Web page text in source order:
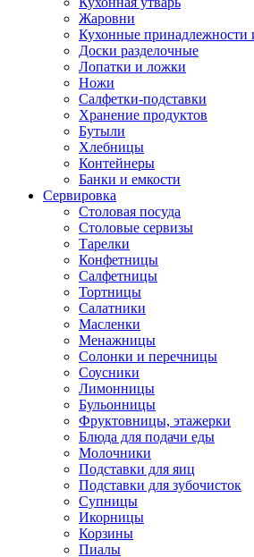
Жаровни
Кухонные принадлежности
Доски разделочные
Лопатки и ложки
Ножи
Салфетки-подставки
Хранение продуктов
Бутыли
Хлебницы
Контейнеры
Банки и емкости
Сервировка
Столовая посуда
Столовые сервизы
Тарелки
Конфетницы
Салфетницы
Тортницы
Салатники
Масленки
Менажницы
Солонки и перечницы
Соусники
Лимонницы
Бульонницы
Фруктовницы, этажерки
Блюда для подачи еды
Молочники
Подставки для яиц
Подставки для зубочисток
Супницы
Икорницы
Корзины
Пиалы